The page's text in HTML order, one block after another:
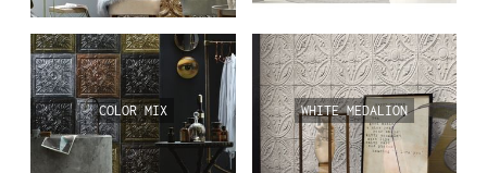
COLOR MIX WHITE MEDALION